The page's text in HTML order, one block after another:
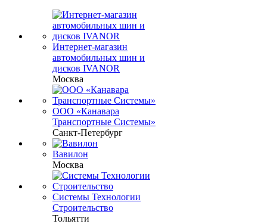
Интернет-магазин
автомобильных шин и
дисков IVANOR
Москва
ООО «Канавара
Транспортные Системы»
Санкт-Петербург
Вавилон
Москва
Системы Технологии
Строительство
Тольятти